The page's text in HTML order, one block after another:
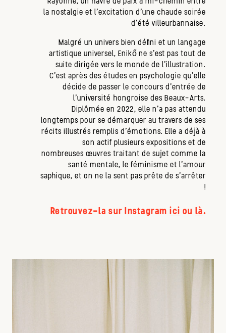
la nostalgie et l’excitation d’une chaude soirée
d’été villeurbannaise.
Malgré un univers bien défini et un langage
artistique universel, Enikő ne s’est pas tout de
suite dirigée vers le monde de l’illustration.
C’est après des études en psychologie qu’elle
décide de passer le concours d’entrée de
l’université hongroise des Beaux-Arts.
Diplômée en 2022, elle n’a pas attendu
longtemps pour se démarquer au travers de ses
récits illustrés remplis d’émotions. Elle a déjà à
son actif plusieurs expositions et de
nombreuses œuvres traitant de sujet comme la
santé mentale, le féminisme et l’amour
saphique, et on ne la sent pas prête de s’arrêter
!
Retrouvez-la sur Instagram ici ou là.